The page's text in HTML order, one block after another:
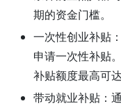
期的资金门槛。
一次性创业补贴
申请一次性补贴
补贴额度最高可
带动就业补贴 ：